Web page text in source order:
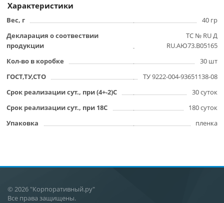
Характеристики
Вес, г
40 гр
Декларация о соотвествии
продукции
ТС № RU Д
RU.АЮ73.В05165
Кол-во в коробке
30 шт
ГОСТ,ТУ,СТО
ТУ 9222-004-93651138-08
Срок реализации сут., при (4+-2)С
30 суток
Срок реализации сут., при 18С
180 суток
Упаковка
пленка
© 2026 "Корпоративный.ру"
Все права защищены.